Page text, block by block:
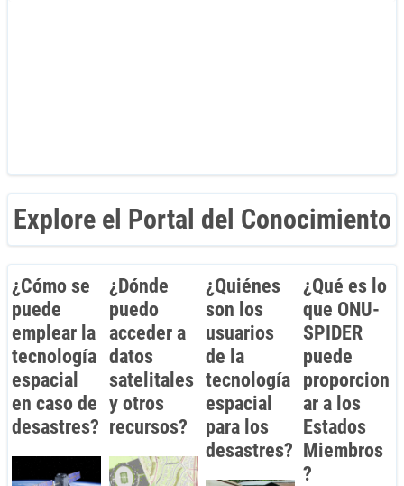
Explore el Portal del Conocimiento
¿Cómo se
puede
emplear la
tecnología
espacial
en caso de
desastres?
¿Dónde
puedo
acceder a
datos
satelitales
y otros
recursos?
¿Quiénes
son los
usuarios
de la
tecnología
espacial
para los
desastres?
¿Qué es lo
que ONU-
SPIDER
puede
proporcion
ar a los
Estados
Miembros
?